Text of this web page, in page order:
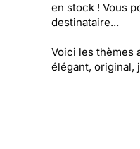
en stock ! Vous
destinataire...
Voici les thèmes
élégant, original,